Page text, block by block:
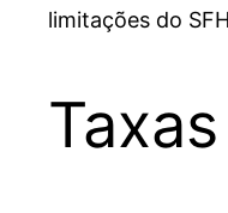
limitações do